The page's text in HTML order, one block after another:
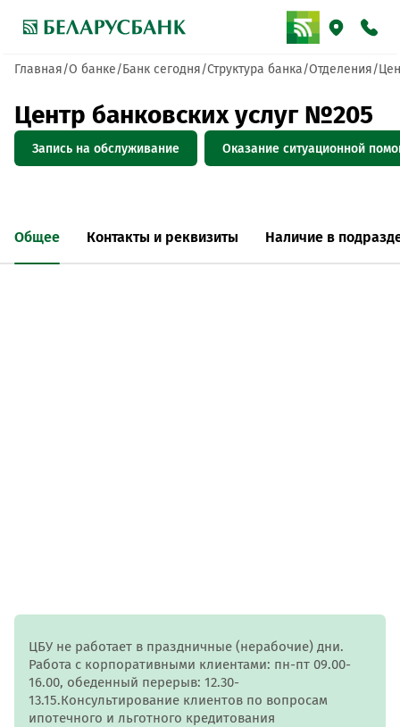
Главная О банке Банк сегодня Структура банка Отделения
Центр банковских услуг №205
Запись на обслуживание Оказание ситуационной
Общее Контакты и реквизиты Наличие в
ЦБУ не работает в праздничные (нерабочие) дни.
Работа с корпоративными клиентами: пн-пт 09.00-
16.00, обеденный перерыв: 12.30-
13.15.Консультирование клиентов по вопросам
ипотечного и льготного кредитования